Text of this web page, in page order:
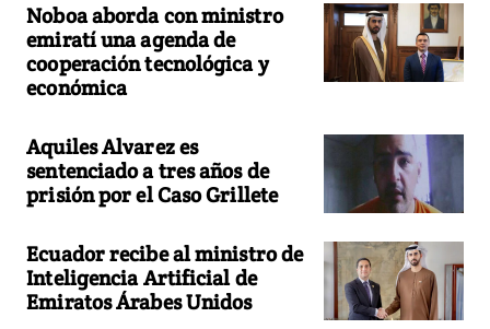
Noboa aborda con ministro
emiratí una agenda de
cooperación tecnológica y
económica
Aquiles Alvarez es
sentenciado a tres años de
prisión por el Caso Grillete
Ecuador recibe al ministro de
Inteligencia Artificial de
Emiratos Árabes Unidos